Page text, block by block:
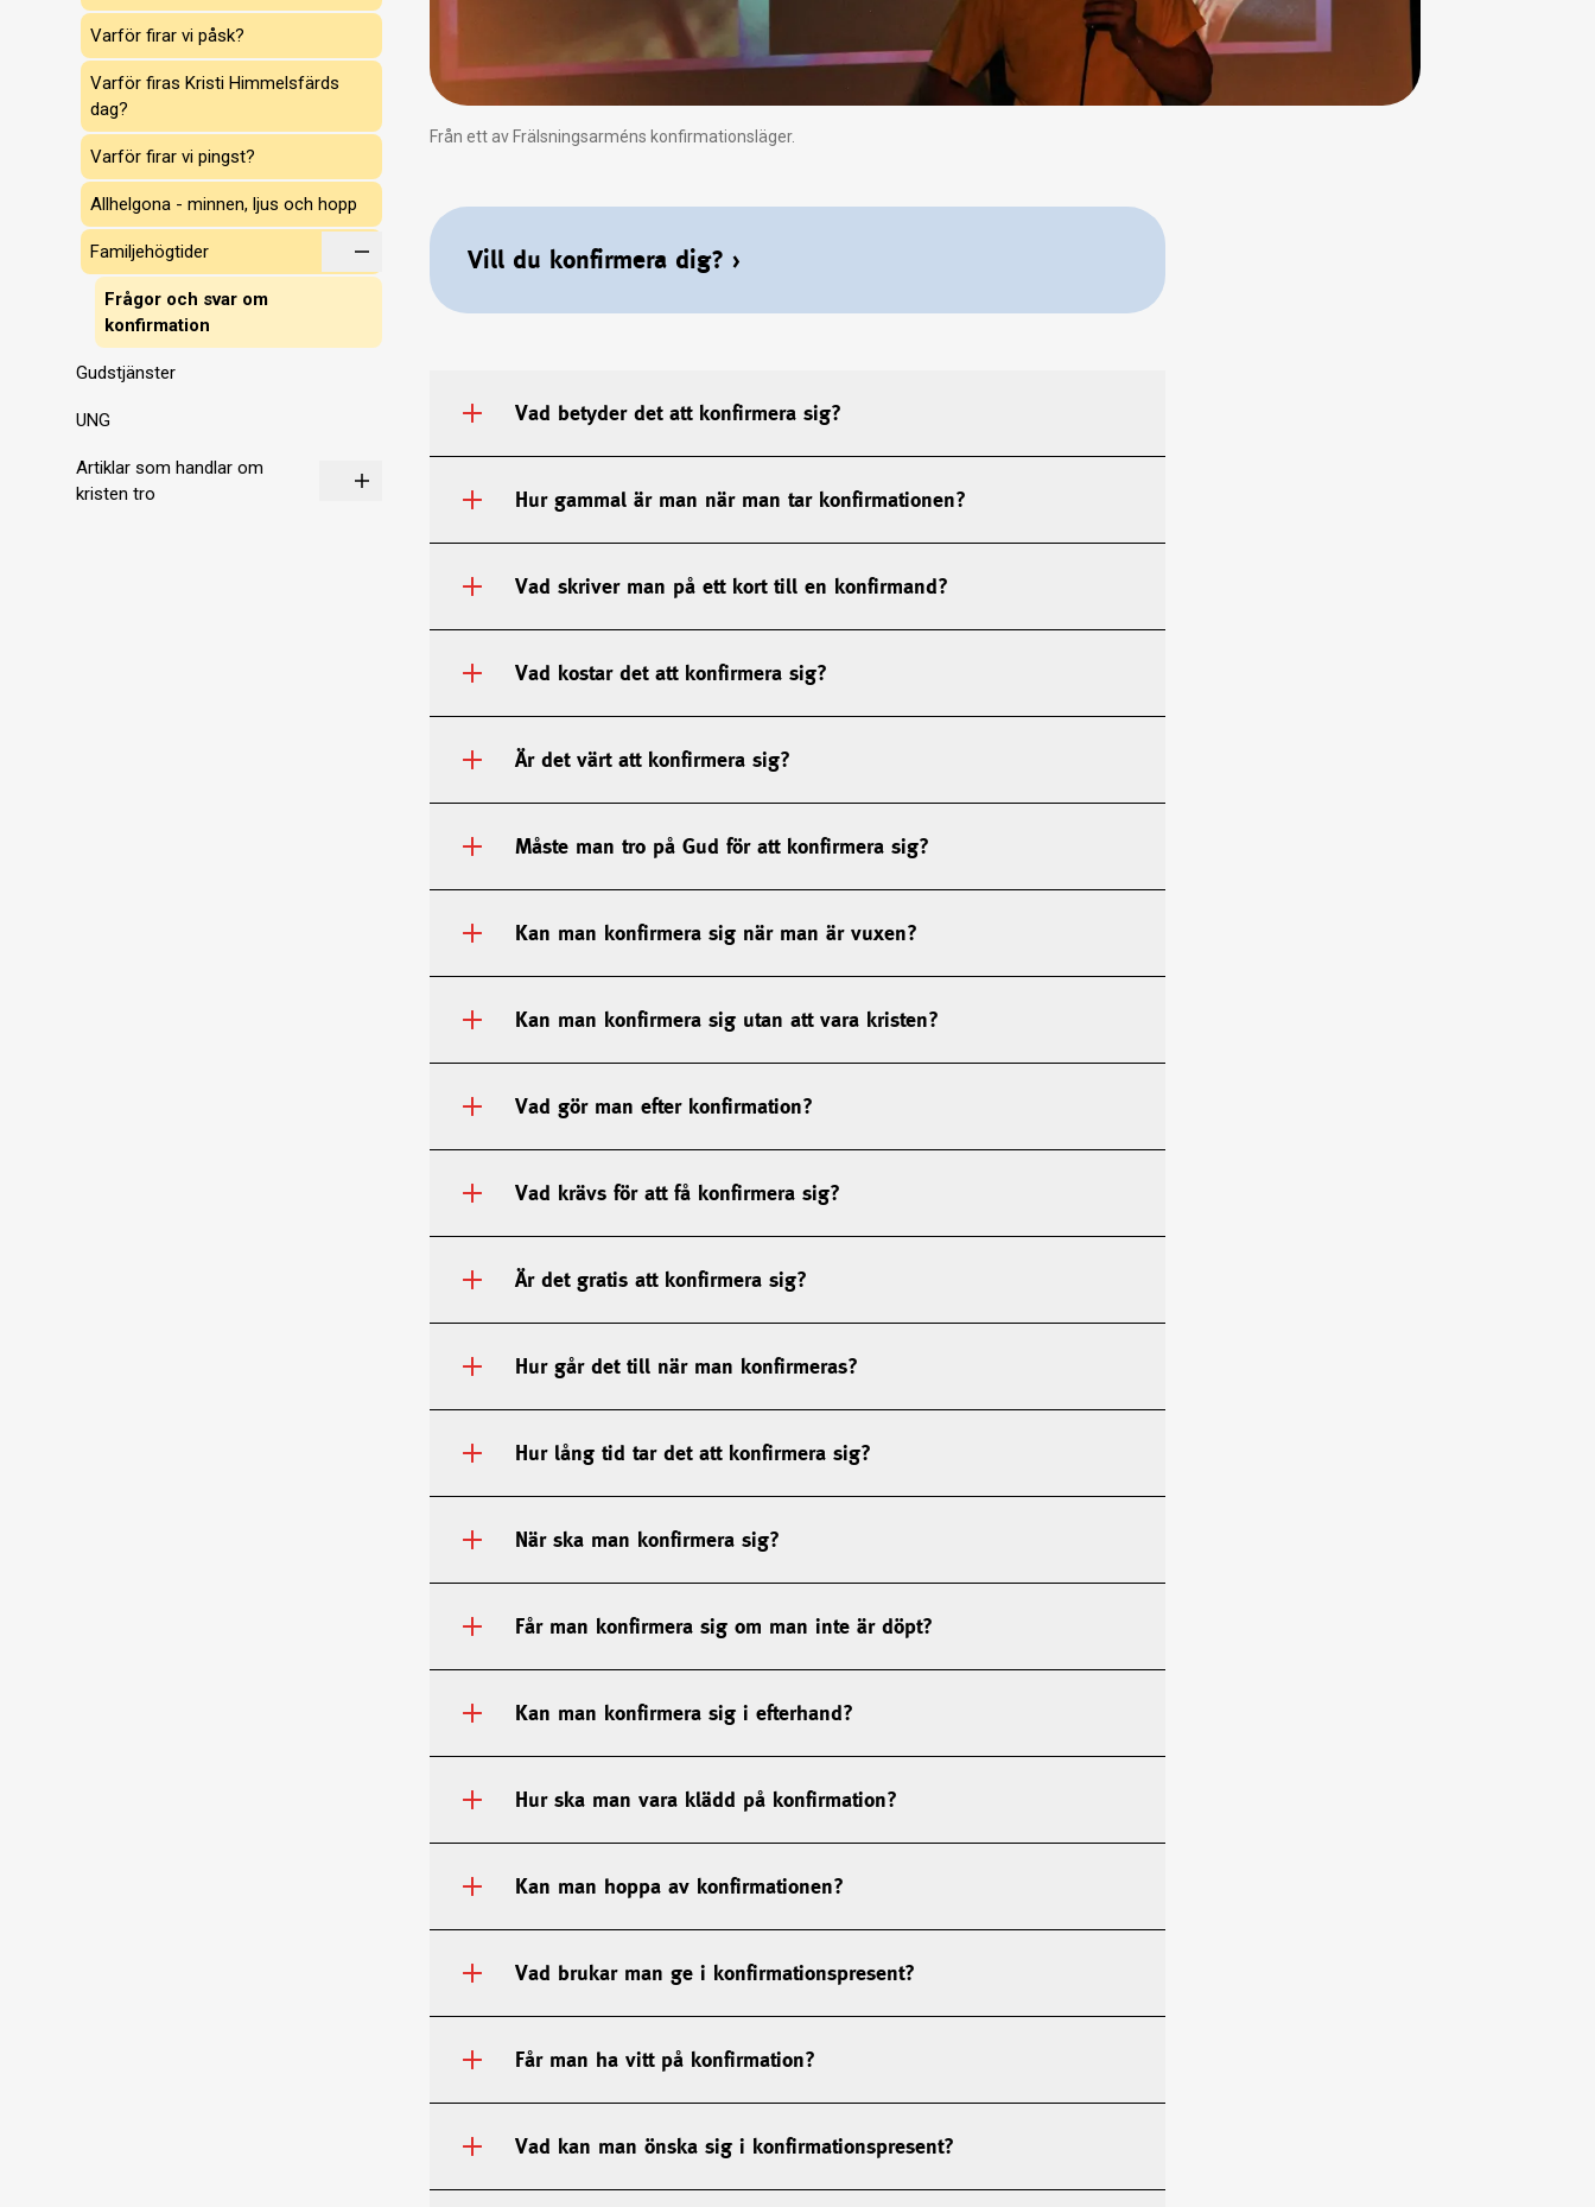
Varför firar vi påsk?
Varför firas Kristi Himmelsfärds
dag?
Varför firar vi pingst?
Allhelgona - minnen, ljus och hopp
Familjehögtider
Frågor och svar om
konfirmation
Gudstjänster
UNG
Artiklar som handlar om
kristen tro
Från ett av Frälsningsarméns konfirmationsläger.
Vill du konfirmera dig? ›
Vad betyder det att konfirmera sig?
Hur gammal är man när man tar konfirmationen?
Vad skriver man på ett kort till en konfirmand?
Vad kostar det att konfirmera sig?
Är det värt att konfirmera sig?
Måste man tro på Gud för att konfirmera sig?
Kan man konfirmera sig när man är vuxen?
Kan man konfirmera sig utan att vara kristen?
Vad gör man efter konfirmation?
Vad krävs för att få konfirmera sig?
Är det gratis att konfirmera sig?
Hur går det till när man konfirmeras?
Hur lång tid tar det att konfirmera sig?
När ska man konfirmera sig?
Får man konfirmera sig om man inte är döpt?
Kan man konfirmera sig i efterhand?
Hur ska man vara klädd på konfirmation?
Kan man hoppa av konfirmationen?
Vad brukar man ge i konfirmationspresent?
Får man ha vitt på konfirmation?
Vad kan man önska sig i konfirmationspresent?